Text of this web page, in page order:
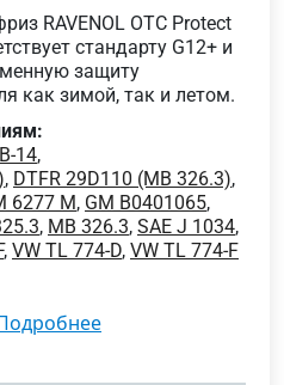
RAVENOL OTC Protect
стандарту G12+ и
защиту
как зимой, так и летом.
14,
, DTFR 29D110 (MB 326.3),
6277 M, GM B0401065,
, MB 326.3, SAE J 1034,
, VW TL 774-D, VW TL 774-F
подробнее